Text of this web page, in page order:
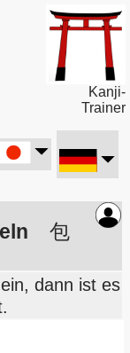
Kanji-
Trainer
包
dann ist es